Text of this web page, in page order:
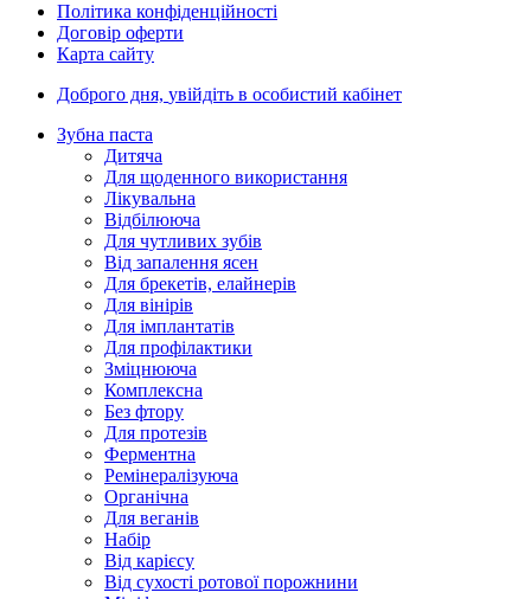
Політика конфіденційності
Договір оферти
Карта сайту
Доброго дня, увійдіть в особистий кабінет
Зубна паста
Дитяча
Для щоденного використання
Лікувальна
Відбілююча
Для чутливих зубів
Від запалення ясен
Для брекетів, елайнерів
Для вінірів
Для імплантатів
Для профілактики
Зміцнююча
Комплексна
Без фтору
Для протезів
Ферментна
Ремінералізуюча
Органічна
Для веганів
Набір
Від карієсу
Від сухості ротової порожнини